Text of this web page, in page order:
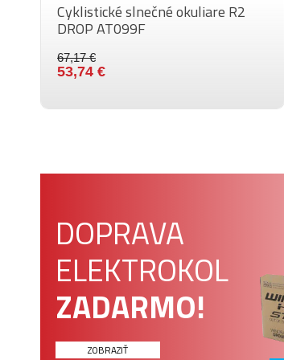
Cyklistické slnečné okuliare R2
DROP AT099F
67,17 €
53,74 €
DOPRAVA
ELEKTROKOL
ZADARMO!
ZOBRAZIŤ